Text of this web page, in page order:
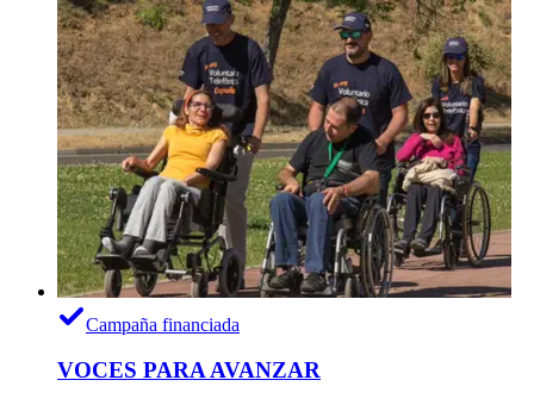
Campaña financiada
VOCES PARA AVANZAR